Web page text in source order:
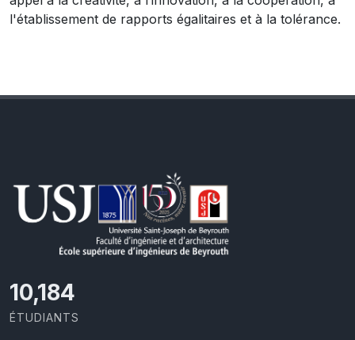
l'établissement de rapports égalitaires et à la tolérance.
10,801
ÉTUDIANTS